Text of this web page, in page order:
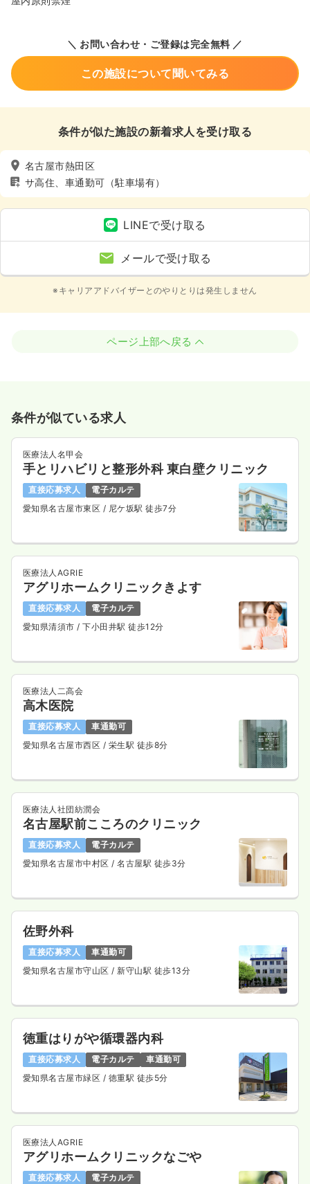
＼ お問い合わせ・ご登録は完全無料 ／
この施設について聞いてみる
条件が似た施設の新着求人を受け取る
名古屋市熱田区
サ高住、車通勤可（駐車場有）
LINEで受け取る
メールで受け取る
※キャリアアドバイザーとのやりとりは発生しません
ページ上部へ戻る
条件が似ている求人
医療法人名甲会
手とリハビリと整形外科 東白壁クリニック
直接応募求人
電子カルテ
愛知県名古屋市東区 / 尼ケ坂駅 徒歩7分
医療法人AGRIE
アグリホームクリニックきよす
直接応募求人
電子カルテ
愛知県清須市 / 下小田井駅 徒歩12分
医療法人二高会
高木医院
直接応募求人
車通勤可
愛知県名古屋市西区 / 栄生駅 徒歩8分
医療法人社団紡潤会
名古屋駅前こころのクリニック
直接応募求人
電子カルテ
愛知県名古屋市中村区 / 名古屋駅 徒歩3分
佐野外科
直接応募求人
車通勤可
愛知県名古屋市守山区 / 新守山駅 徒歩13分
徳重はりがや循環器内科
直接応募求人 電子カルテ
車通勤可
愛知県名古屋市緑区 / 徳重駅 徒歩5分
医療法人AGRIE
アグリホームクリニックなごや
直接応募求人
電子カルテ